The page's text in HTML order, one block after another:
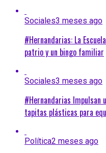
Sociales3 meses ago
#Hernandarias: La
patrio y un bingo familiar
Sociales3 meses ago
#Hernandarias Impulsan
tapitas plásticas para
Política2 meses ago